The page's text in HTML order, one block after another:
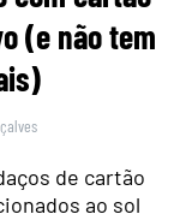
(e não tem
de cartão
ao sol